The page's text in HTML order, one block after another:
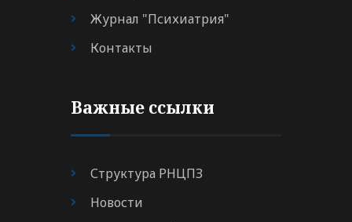
Журнал "Психиатрия"
Контакты
Важные ссылки
Структура РНЦПЗ
Новости